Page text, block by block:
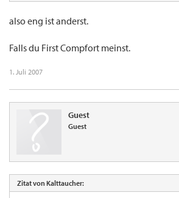
also eng ist anderst.
Falls du First Compfort meinst.
1. Juli 2007
Guest
Guest
Zitat von Kalttaucher: